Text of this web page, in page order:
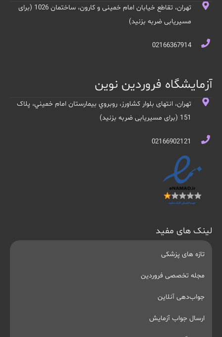
تهران، تقاطع خیابان امام خمینی و کارون، ساختمان 1026 (برای
مسیریابی ضربه بزنید)
02166367914
آزمایشگاه فروردین نوین
تهران، انتهای بلوار کشاورز، روبروي بيمارستان امام خميني، پلاک
151 (برای مسیریابی ضربه بزنید)
02166902121
لینک های مفید
تازه های پزشکی
مجله تخصصی فروردین
جواب‌دهی آنلاین
ارسال جواب آزمایش